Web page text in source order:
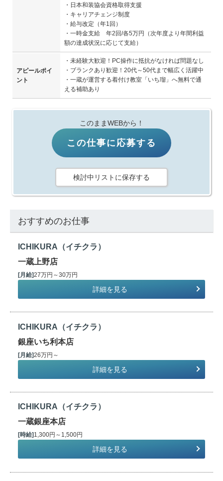
・日本和装協会資格取得支援
・キャリアチェンジ制度
・給与改定（年1回）
・一時金支給 年2回/各5万円（次年度より年間利益
額の達成状況に応じて支給）
アピールポイ
ント
・未経験大歓迎！PC操作に抵抗がなければ問題なし
・ブランクあり歓迎！20代～50代まで幅広く活躍中
・一蔵が運営する着付け教室「いち瑠」へ無料で通
える補助あり
このままWEBから！
この仕事に応募する
検討中リストに保存する
おすすめのお仕事
ICHIKURA（イチクラ）
一蔵上野店
[月給]27万円～30万円
詳細を見る
ICHIKURA（イチクラ）
銀座いち利本店
[月給]26万円～
詳細を見る
ICHIKURA（イチクラ）
一蔵銀座本店
[時給] 1,300円～1,500円
詳細を見る